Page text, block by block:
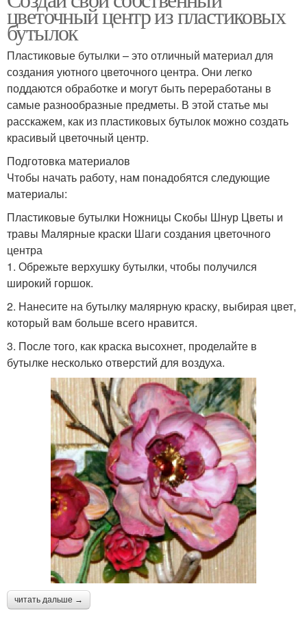
цветочный центр из пластиковых
бутылок
Пластиковые бутылки – это отличный материал для
создания уютного цветочного центра. Они легко
поддаются обработке и могут быть переработаны в
самые разнообразные предметы. В этой статье мы
расскажем, как из пластиковых бутылок можно создать
красивый цветочный центр.
Подготовка материалов
Чтобы начать работу, нам понадобятся следующие
материалы:
Пластиковые бутылки Ножницы Скобы Шнур Цветы и
травы Малярные краски Шаги создания цветочного
центра
1. Обрежьте верхушку бутылки, чтобы получился
широкий горшок.
2. Нанесите на бутылку малярную краску, выбирая цвет,
который вам больше всего нравится.
3. После того, как краска высохнет, проделайте в
бутылке несколько отверстий для воздуха.
читать дальше →